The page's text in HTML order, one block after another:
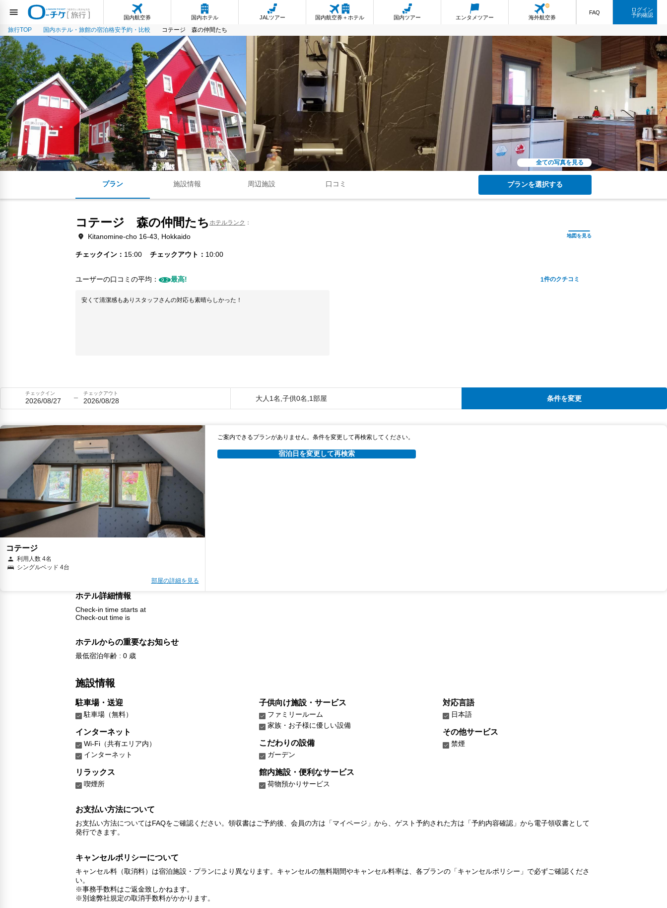
国内航空券 国内ホテル JALツアー 国内航空券＋ホテル 国内ツアー エンタメツアー 海外航空券
FAQ
ログイン
予約確認
旅行TOP 国内ホテル・旅館の宿泊格安予約・比較 コテージ 森の仲間たち
全ての写真を見る
プラン 施設情報 周辺施設 口コミ プランを選択する
コテージ 森の仲間たち ホテルランク
Kitanomine-cho 16-43, Hokkaido
チェックイン 15:00 チェックアウト 10:00
ユーザーの口コミの平均： 9.2 最高! 1件のクチコミ
安くて清潔感もありスタッフさんの対応も素晴らしかった！
チェックイン
2026/08/27
チェックアウト
2026/08/28 大人1名,子供0名,1部屋 条件を変更
コテージ
利用人数 4名
シングルベッド 4台
部屋の詳細を見る
ご案内できるプランがありません。条件を変更して再検索してください。
宿泊日を変更して再検索
ホテル詳細情報
Check-in time starts at
Check-out time is
ホテルからの重要なお知らせ
最低宿泊年齢 : 0 歳
施設情報
駐車場・送迎
駐車場（無料）
インターネット
Wi-Fi（共有エリア内）
インターネット
リラックス
喫煙所
子供向け施設・サービス
ファミリールーム
家族・お子様に優しい設備
こだわりの設備
ガーデン
館内施設・便利なサービス
荷物預かりサービス
対応言語
日本語
その他サービス
禁煙
お支払い方法について
お支払い方法についてはFAQをご確認ください。領収書はご予約後、会員の方は「マイページ」から、ゲスト予約された方は「予約内容確認」から電子領収書として
発行できます。
キャンセルポリシーについて
キャンセル料（取消料）は宿泊施設・プランにより異なります。キャンセルの無料期間やキャンセル料率は、各プランの「キャンセルポリシー」で必ずご確認くださ
い。
※事務手数料はご返金致しかねます。
※別途弊社規定の取消手数料がかかります。